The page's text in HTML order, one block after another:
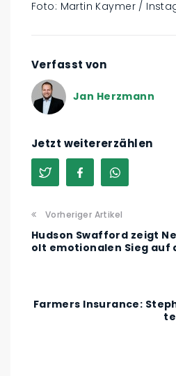
Foto: Martin Kaymer /
Verfasst von
Jan Herzmann
Jetzt weitererzählen
Vorheriger Artikel
Hudson Swafford zeigt
olt emotionalen Sieg auf
Farmers Insurance: